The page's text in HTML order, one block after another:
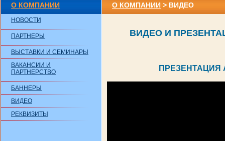
О КОМПАНИИ
НОВОСТИ
ПАРТНЕРЫ
ВЫСТАВКИ И СЕМИНАРЫ
ВАКАНСИИ И
ПАРТНЕРСТВО
БАННЕРЫ
ВИДЕО
РЕКВИЗИТЫ
О КОМПАНИИ> ВИДЕО
ВИДЕО И
ПРЕЗЕНТАЦИЯ